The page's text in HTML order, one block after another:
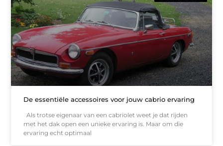
De essentiële accessoires voor jouw cabrio ervaring
Als trotse eigenaar van een cabriolet weet je dat rijden
met het dak open een unieke ervaring is. Maar om die
ervaring echt optimaal